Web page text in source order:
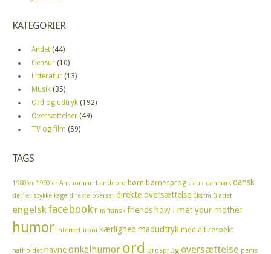
KATEGORIER
Andet (44)
Censur (10)
Litteratur (13)
Musik (35)
Ord og udtryk (192)
Oversættelser (49)
TV og film (59)
TAGS
1980'er 1990'er Anchorman bandeord børn børnesprog claus danmark dansk
det' et stykke kage direkte oversat direkte oversættelse Ekstra Bladet
engelskfacebook film fransk friends how i met your mother
humor internet ironi kærlighed madudtryk med alt respekt
natholdet navneonkelhumor ord ordsprog oversættelse penis